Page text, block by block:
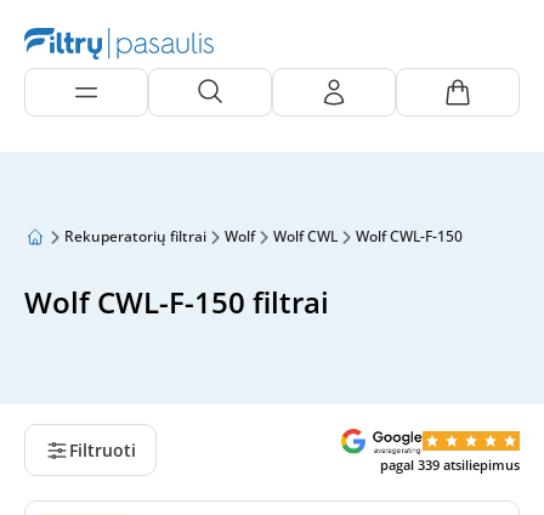
Rekuperatorių filtrai Wolf Wolf CWL Wolf CWL-F-150
Wolf CWL-F-150 filtrai
Filtruoti
pagal 339 atsiliepimus